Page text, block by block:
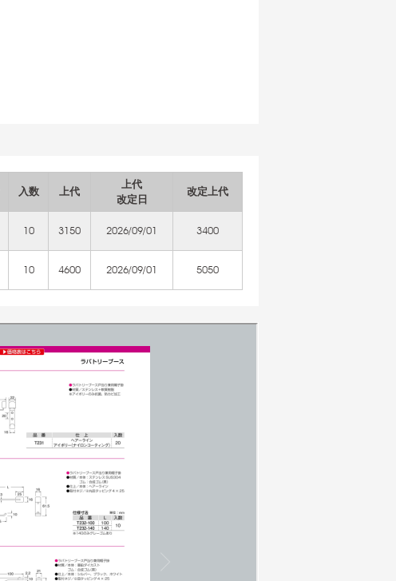
入数 上代
上代
改定日
改定上代
10 3150 2026/09/01 3400
10 4600 2026/09/01 5050